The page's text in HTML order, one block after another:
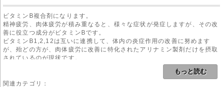
ビタミンB複合剤になります。
精神疲労、肉体疲労が積み重なると、様々な症状が発症しますが、その改
善に役立つ成分がビタミンBです。
ビタミンB1,2,12は互いに連携して、体内の炎症作用の改善に努めます
が、殆どの方が、肉体疲労に改善に特化されたアリナミン製剤だけを摂取
されているのが現状です。
ワン・シックス・トゥエルブは、一日一錠で、ビタミンB1、2、12と、ビ
B1は、疲労回復やエネルギー代謝だけでなく、中枢神経・末梢神経の機
もっと読む
関連カテゴリ：